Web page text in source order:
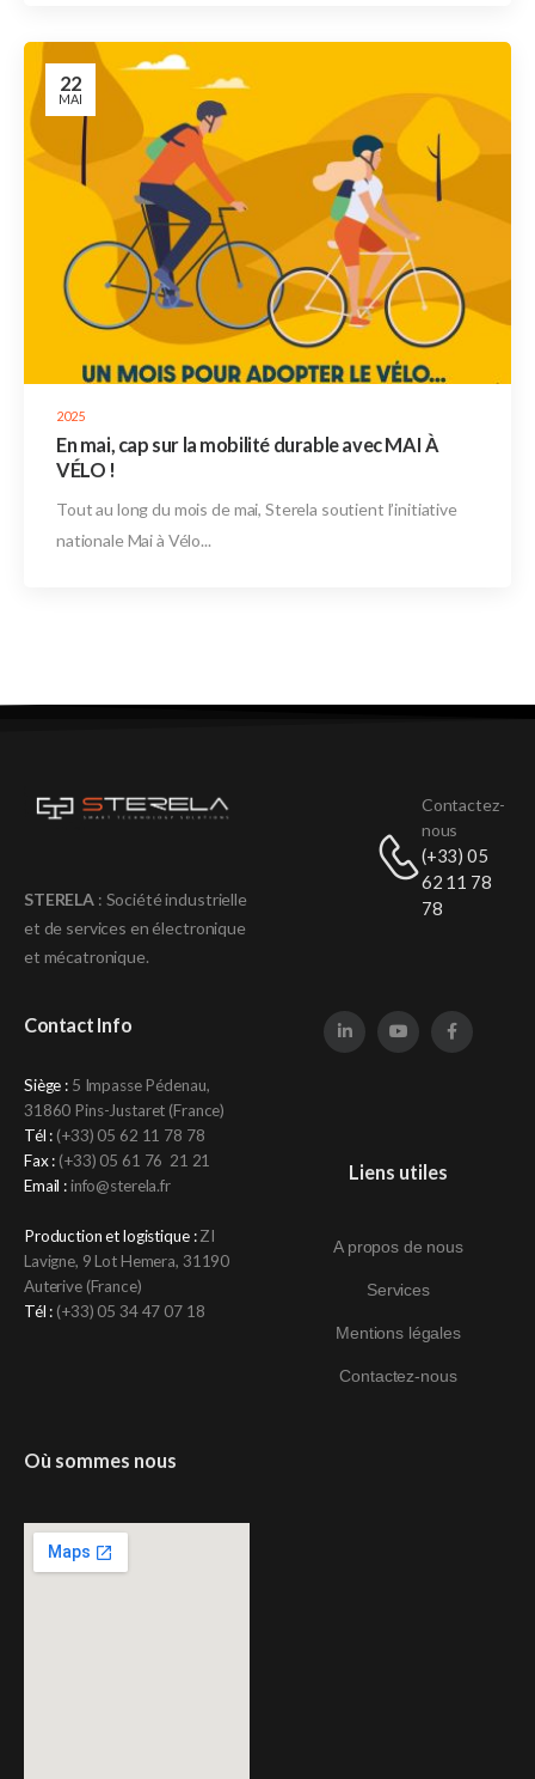
22
MAI
2025
En mai, cap sur la mobilité durable avec MAI À
VÉLO !
Tout au long du mois de mai, Sterela soutient l’initiative
nationale Mai à Vélo...
STERELA : Société industrielle
et de services en électronique
et mécatronique.
Contact Info
Siège : 5 Impasse Pédenau,
31860 Pins-Justaret (France)
Tél : (+33) 05 62 11 78 78
Fax : (+33) 05 61 76 21 21
Email : info@sterela.fr
Production et logistique :ZI
Lavigne, 9 Lot Hemera, 31190
Auterive (France)
Tél : (+33) 05 34 47 07 18
Contactez-
nous
(+33) 05
62 11 78
78
Liens utiles
A propos de nous
Services
Mentions légales
Contactez-nous
Où sommes nous